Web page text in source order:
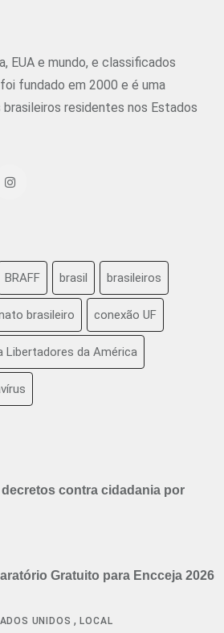
EUA e mundo, e classificados
fundado em 2000 e é uma
residentes nos Estados
BRAFF brasil brasileiros
brasileiro conexão UF
Libertadores da América
contra cidadania por
Gratuito para Encceja 2026
UNIDOS ,LOCAL